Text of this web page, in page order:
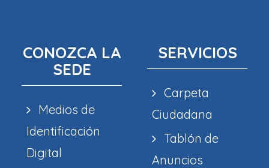
CONOZCA LA
SEDE
Medios de
Identificación
Digital
SERVICIOS
Carpeta
Ciudadana
Tablón de
Anuncios